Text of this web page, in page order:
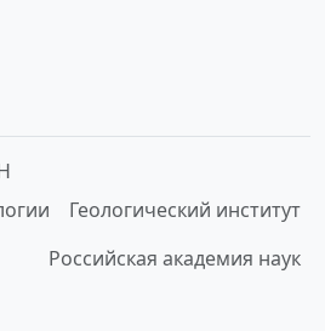
Геологический институт
Российская академия наук